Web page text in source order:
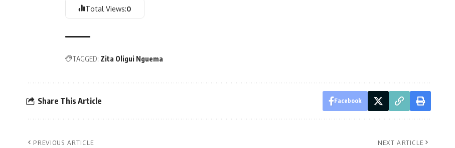
Total Views:0
TAGGED: Zita Oligui Nguema
Share This Article Facebook
PREVIOUS ARTICLE NEXT ARTICLE